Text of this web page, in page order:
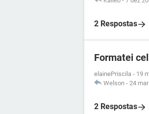
2 Respostas
Formatei
elainePriscila - 19
Welson - 24
2 Respostas